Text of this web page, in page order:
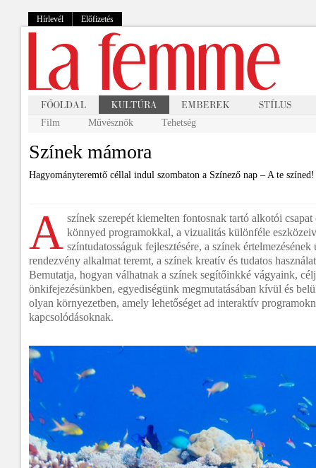
Hírlevél Előfizetés
Film Művésznők Tehetség
Színek mámora
Hagyományteremtő céllal indul szombaton a Színező nap – A te
A színek szerepét kiemelten fontosnak tartó alkotói
könnyed programokkal, a vizualitás különféle
színtudatosságuk fejlesztésére, a színek
rendezvény alkalmat teremt, a színek kreatív és tudatos
Bemutatja, hogyan válhatnak a színek segítőinkké vágyaink,
önkifejezésünkben, egyediségünk megmutatásában kívül és
olyan környezetben, amely lehetőséget ad interaktív
kapcsolódásoknak.